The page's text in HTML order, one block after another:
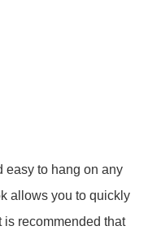
easy to hang on any
allows you to quickly
is recommended that